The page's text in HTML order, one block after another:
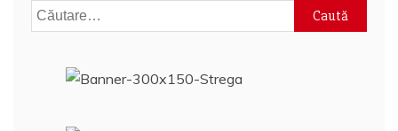
Caută
după: